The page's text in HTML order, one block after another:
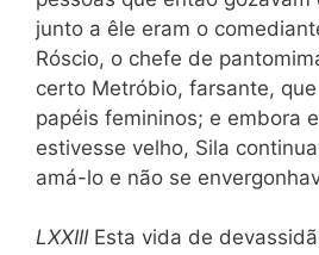
junto a êle eram o
Róscio, o chefe de
certo Metróbio, farsante,
papéis femininos; e embora
estivesse velho, Sila
amá-lo e não se
LXXIII Esta vida de